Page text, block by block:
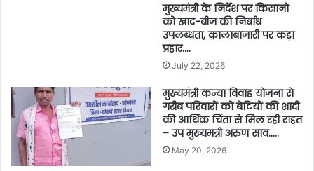
मुख्यमंत्री के निर्देश पर किसानों
को खाद-बीज की निर्बाध
उपलब्धता, कालाबाजारी पर कड़ा
प्रहार….
July 22, 2026
मुख्यमंत्री कन्या विवाह योजना से
गरीब परिवारों को बेटियों की शादी
की आर्थिक चिंता से मिल रही राहत
– उप मुख्यमंत्री अरुण साव…..
May 20, 2026